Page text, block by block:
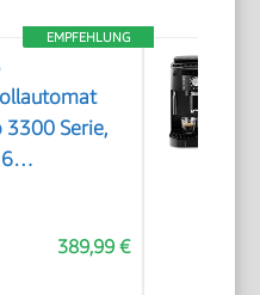
EMPFEHLUNG
3300 Serie,
389,99 €